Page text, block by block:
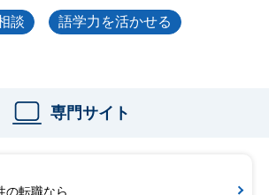
談 語学力を活かせる
専門サイト
の転職なら